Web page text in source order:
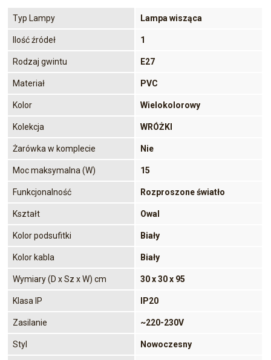
Typ Lampy Lampa wisząca
Ilość źródeł 1
Rodzaj gwintu E27
Materiał PVC
Kolor Wielokolorowy
Kolekcja WRÓŻKI
Żarówka w komplecie Nie
Moc maksymalna (W) 15
Funkcjonalność Rozproszone światło
Kształt Owal
Kolor podsufitki Biały
Kolor kabla Biały
Wymiary (D x Sz x W) cm 30 x 30 x 95
Klasa IP IP20
Zasilanie ~220-230V
Styl Nowoczesny